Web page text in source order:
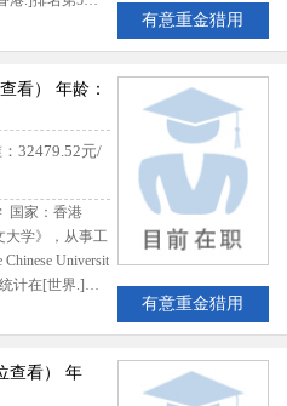
业人才
有意重金猎用
看）
年龄：
32479.52元/
国家：香港
大学》，从事工
Universit
计在[世界.]排
B级留学生专
有意重金猎用
查看）
年